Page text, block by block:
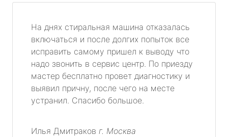
На днях стиральная машина отказалась
включаться и после долгих попыток все
исправить самому пришел к выводу что
надо звонить в сервис центр. По приезду
мастер бесплатно провет диагностику и
выявил причну, после чего на месте
устранил. Спасибо большое.
Илья Дмитраков г. Москва